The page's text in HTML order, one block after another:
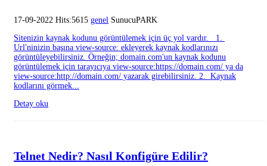
17-09-2022 Hits:5615 genel SunucuPARK
Sitenizin kaynak kodunu görüntülemek için üç yol vardır. 1.
Url'ninizin başına view-source: ekleyerek kaynak kodlarınızı
görüntüleyebilirsiniz. Örneğin; domain.com'un kaynak kodunu
görüntülemek için tarayıcıya view-source:https://domain.com/ ya da
view-source:http://domain.com/ yazarak girebilirsiniz. 2. Kaynak
kodlarını görmek...
Detay oku
Telnet Nedir? Nasıl Konfigüre Edilir?